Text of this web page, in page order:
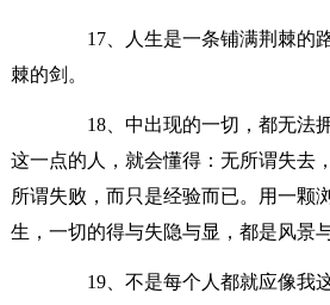
17、人生是一条铺满荆棘的
棘的剑。
18、中出现的一切，都无法
这一点的人，就会懂得：无所谓失去
所谓失败，而只是经验而已。用一颗
生，一切的得与失隐与显，都是风景
19、不是每个人都就应像我